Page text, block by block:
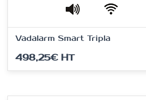
Vadalarm Smart Tripla
498,25€ HT